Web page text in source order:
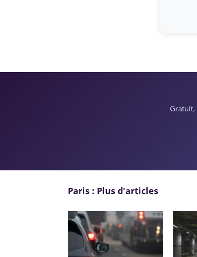
Paris : Plus d'articles